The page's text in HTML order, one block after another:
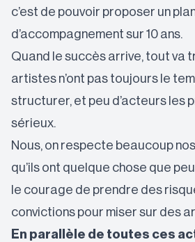
c’est de pouvoir proposer un
d’accompagnement sur 10 ans.
Quand le succès arrive, tout va
artistes n’ont pas toujours le
structurer, et peu d’acteurs les
sérieux.
Nous, on respecte beaucoup
qu’ils ont quelque chose que
le courage de prendre des
convictions pour miser sur des
En parallèle de toutes ces